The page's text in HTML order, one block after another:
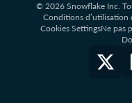
© 2026 Snowflake Inc.
Conditions d’utilisation
Cookies SettingsNe pas